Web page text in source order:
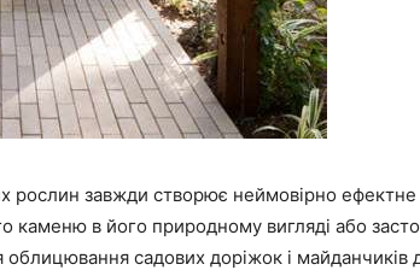
рослин завжди створює неймовірно
каменю в його природному вигляді або
облицювання садових доріжок і майданчиків